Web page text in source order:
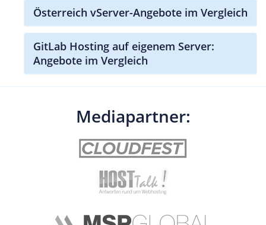
Österreich vServer-Angebote im Vergleich
GitLab Hosting auf eigenem Server:
Angebote im Vergleich
Mediapartner: